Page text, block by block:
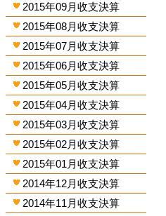
2015年09月收支決算
2015年08月收支決算
2015年07月收支決算
2015年06月收支決算
2015年05月收支決算
2015年04月收支決算
2015年03月收支決算
2015年02月收支決算
2015年01月收支決算
2014年12月收支決算
2014年11月收支決算